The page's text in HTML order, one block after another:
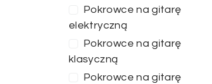
Pokrowce na gitarę
elektryczną
Pokrowce na gitarę
klasyczną
Pokrowce na gitarę